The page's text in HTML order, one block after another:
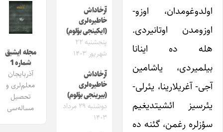
اولدوغومدان، اوزو-
اوزومدن اوتانیردی.
هله ده اینانا
بیلمیردی، یاشامین
آجی- آغریلارینا، یئرلی-
یئرسیز ائشیتدیغیم
سؤزلره رغمن، گئنه ده
آرخاداش
خاطیره‌لری
(ایکینجی بؤلوم)
پنجشنبه ۲۲
شهریور ۱۴۰۳
آرخاداش
خاطیره‌لری
(بیرینجی بؤلوم)
دوشنبه ۲۹ مرداد
۱۴۰۳
مجله ایشیق
شماره 1
آذربایجان
معلم‌لری و
تحصیل
مساله‌سی